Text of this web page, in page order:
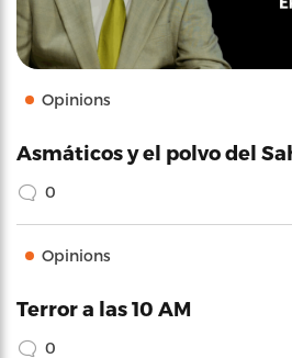
Opinions
Asmáticos y el polvo del
0
Opinions
Terror a las 10 AM
0